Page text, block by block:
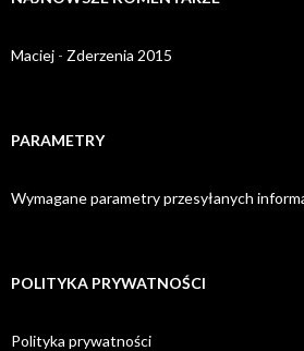
Maciej - Zderzenia 2015
PARAMETRY
Wymagane parametry przesyłanych
POLITYKA PRYWATNOŚCI
Polityka prywatności